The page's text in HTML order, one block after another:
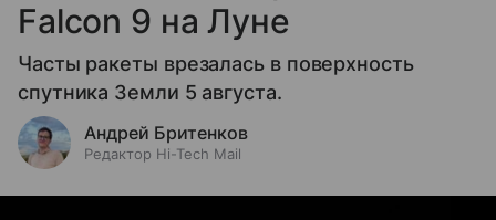
Falcon 9 на Луне
Часты ракеты врезалась в поверхность
спутника Земли 5 августа.
Андрей Бритенков
Редактор Hi-Tech Mail